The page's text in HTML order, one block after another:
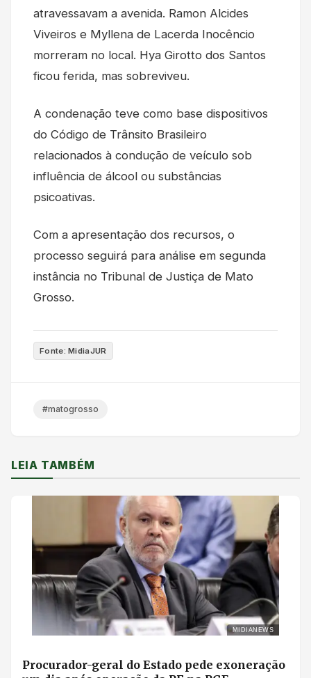
atravessavam a avenida. Ramon Alcides
Viveiros e Myllena de Lacerda Inocêncio
morreram no local. Hya Girotto dos Santos
ficou ferida, mas sobreviveu.
A condenação teve como base dispositivos
do Código de Trânsito Brasileiro
relacionados à condução de veículo sob
influência de álcool ou substâncias
psicoativas.
Com a apresentação dos recursos, o
processo seguirá para análise em segunda
instância no Tribunal de Justiça de Mato
Grosso.
Fonte: MidiaJUR
#matogrosso
LEIA TAMBÉM
MIDIANEWS
Procurador-geral do Estado pede exoneração